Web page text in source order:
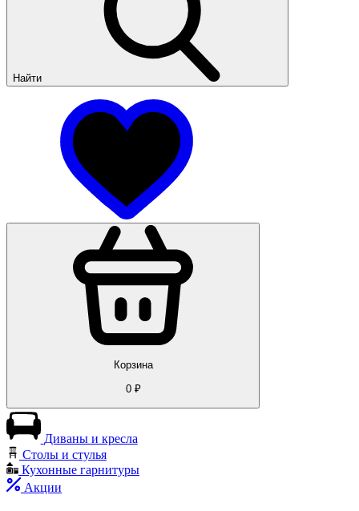
Найти
Корзина
0₽
Диваны и кресла
Столы и стулья
Кухонные гарнитуры
Акции